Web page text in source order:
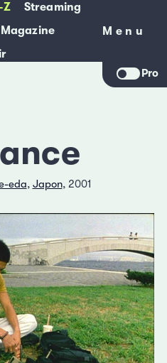
Z
Streaming
Magazine
Menu
Menu
Pro
eda, Japon, 2001